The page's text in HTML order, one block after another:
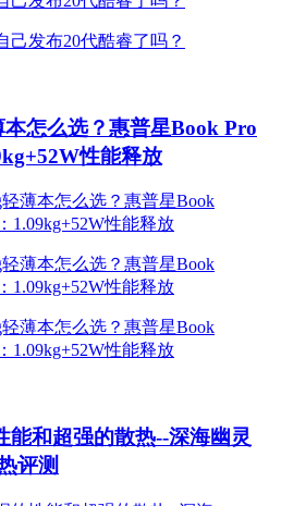
怎么选？惠普星Book Pro
性能释放
能和超强的散热--深海幽灵
评测